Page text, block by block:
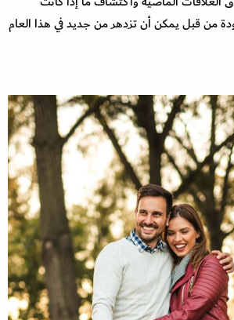
من قبل يمكن أن تزدهر من جديد في هذا العام